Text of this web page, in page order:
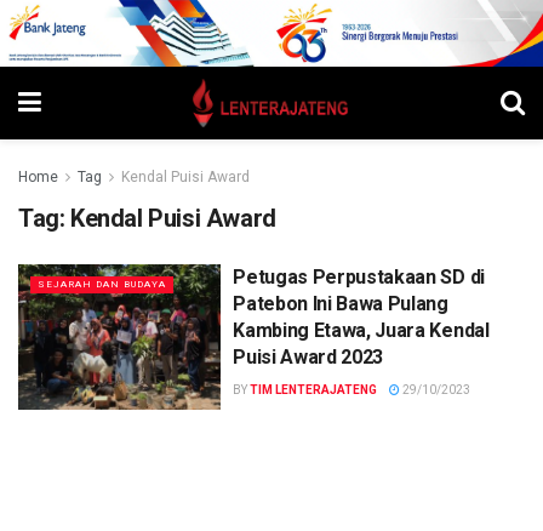
Home Tag Kendal Puisi Award
Tag: Kendal Puisi Award
SEJARAH DAN BUDAYA
Petugas Perpustakaan SD di
Patebon Ini Bawa Pulang
Kambing Etawa, Juara Kendal
Puisi Award 2023
BYTIM LENTERAJATENG 29/10/2023